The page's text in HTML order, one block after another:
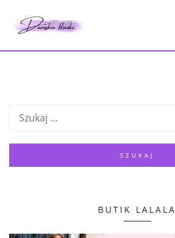
BUTIK LALALA